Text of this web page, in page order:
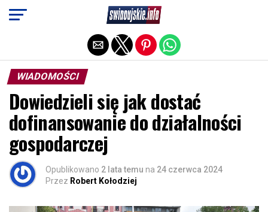
WIADOMOŚCI
Dowiedzieli się jak dostać
dofinansowanie do działalności
gospodarczej
Opublikowano 2 lata temu na 24 czerwca 2024
Przez Robert Kołodziej
Exit mobile version